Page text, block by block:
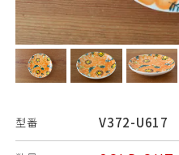
型番 V372-U617